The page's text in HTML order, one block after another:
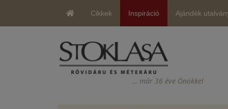
Cikkek Inspiráció Ajándék
… már 36 éve Önökkel